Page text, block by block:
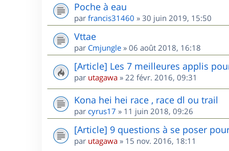
Poche à eau
par francis31460 » 30 juin 2019, 15:50
Vttae
par Cmjungle » 06 août 2018, 16:18
[Article] Les 7 meilleures applis
par utagawa » 22 févr. 2016, 09:31
Kona hei hei race , race dl ou trail
par cyrus17 » 11 juin 2018, 09:26
[Article] 9 questions à se poser
par utagawa » 15 nov. 2016, 18:11